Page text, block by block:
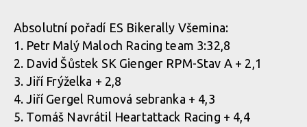
Absolutní pořadí ES Bikerally Všemina:
1. Petr Malý Maloch Racing team 3:32,8
2. David Šůstek SK Gienger RPM-Stav A + 2,1
3. Jiří Frýželka + 2,8
4. Jiří Gergel Rumová sebranka + 4,3
5. Tomáš Navrátil Heartattack Racing + 4,4